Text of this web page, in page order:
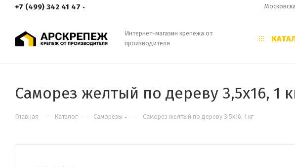
+7 (499) 342 41 47
Интернет-магазин крепежа от
производителя
Саморез желтый по дереву 3,5х16, 1
Главная — Каталог — Саморезы — Саморез желтый по дереву 3,5х16, 1 кг